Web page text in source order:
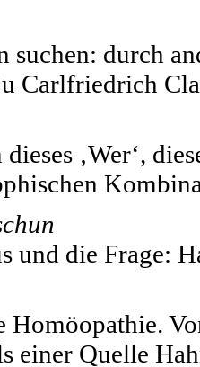
durch
Carlfriedrich
‚Wer‘,
und die Frage:
Homöopathie.
einer Quelle